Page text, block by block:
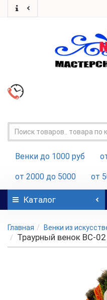
Венки до 1000 руб
от 2000 до 5000 от
Каталог
Главная Венки из
Траурный венок BC-02